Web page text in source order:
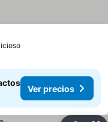
Ver precios
Ver precios